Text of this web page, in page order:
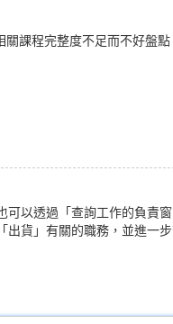
課程完整度不足而不好盤點
可以透過「查詢工作的負責
貨」有關的職務，並進一